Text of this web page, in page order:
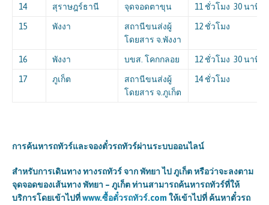
14 สุราษฎร์ธานี จุดจอดตาขุน 11 ชั่วโมง 30 นาที
15 พังงา
สถานีขนส่งผู้
โดยสาร จ.พังงา
12 ชั่วโมง
16 พังงา บขส. โคกกลอย 12 ชั่วโมง 30 นาที
17 ภูเก็ต
สถานีขนส่งผู้
โดยสาร จ.ภูเก็ต
14 ชั่วโมง
การค้นหารถทัวร์และจองตั๋วรถทัวร์ผ่านระบบออนไลน์
สำหรับการเดินทาง ทางรถทัวร์ จากพัทยา ไป ภูเก็ตหรือว่าจะลงตาม
จุดจอดของเส้นทางพัทยา – ภูเก็ตท่านสามารถค้นหารถทัวร์ที่ให้
บริการโดยเข้าไปที่www.ซื้อตั๋วรถทัวร์.comให้เข้าไปที่ ค้นหาตั๋วรถ